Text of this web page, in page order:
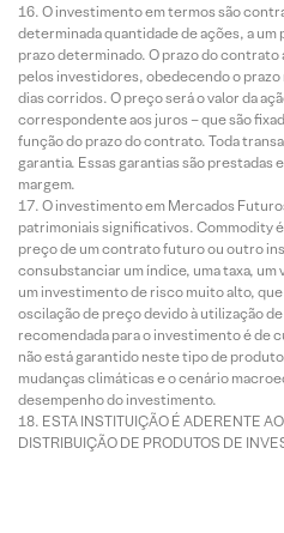
O investimento em termos são
determinada quantidade de ações, a um
prazo determinado. O prazo do
pelos investidores, obedecendo o prazo
dias corridos. O preço será o valor da
correspondente aos juros – que são
função do prazo do contrato. Toda
garantia. Essas garantias são prestadas
margem.
O investimento em Mercados
patrimoniais significativos. Commodity
preço de um contrato futuro ou outro
consubstanciar um índice, uma taxa,
um investimento de risco muito alto,
oscilação de preço devido à utilização
recomendada para o investimento é de
não está garantido neste tipo de
mudanças climáticas e o cenário
desempenho do investimento.
ESTA INSTITUIÇÃO É ADERENTE
DISTRIBUIÇÃO DE PRODUTOS DE